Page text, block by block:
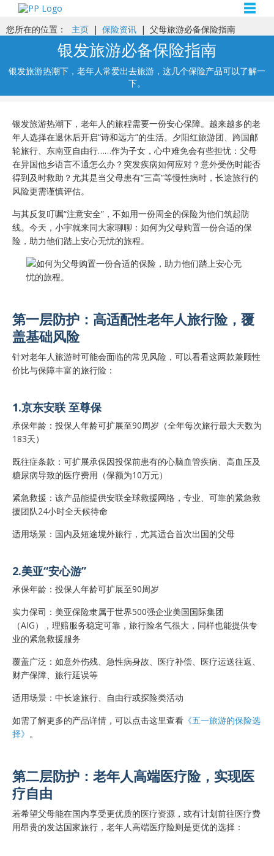
☰
您所在的位置： 主页 | 保险资讯 | 父母旅游必备保险指南
银发旅游必备保险指南
银发旅游热潮下，老年人常爱出去旅游，这几个保险产品可以了解一
下。
银发旅游热潮下，老年人的旅程需要一份安心保障。越来越多的老
年人选择在退休后开启“诗和远方”的生活。夕阳红旅游团、跨国邮
轮旅行、东南亚自由行……作为子女，心中难免会有些担忧：父母
在异国他乡语言不通怎么办？突发疾病如何应对？意外受伤时能否
得到及时救助？尤其是当父母患有“三高”等慢性病时，长途旅行的
风险更需谨慎评估。
与其反复叮嘱“注意安全”，不如用一份周全的保险为他们筑起防
线。今天，小宇就来同大家聊聊：如何为父母购置一份合适的保
险，助力他们踏上安心无忧的旅程。
第一层防护：高适配性老年人旅行险，覆
盖基础风险
针对老年人旅游时可能会面临的常见风险，可以看看这两款兼顾性
价比与保障丰富的旅行险：
1.京东安联 至尊保
承保年龄：投保人年龄可扩展至90周岁（全年每次旅行最大天数为
183天）
既往症条款：可扩展承保因投保前患有的心脑血管疾病、高血压及
糖尿病导致的医疗费用（保额为10万元）
紧急救援：该产品能提供安联全球救援网络，专业、可靠的紧急救
援团队24小时全天候待命
适用场景：国内及短途境外旅行，尤其适合首次出国的父母
2.美亚“安心游”
承保年龄：投保人年龄可扩展至90周岁
实力保司：美亚保险隶属于世界500强企业美国国际集团
（AIG），理赔服务稳定可靠，旅行险名气很大，同样也能提供专
业的紧急救援服务
覆盖广泛：如意外伤残、急性病身故、医疗补偿、医疗运送往返、
财产保障、旅行延误等
适用场景：中长途旅行、自由行或探险类活动
如需了解更多的产品详情，可以点击这里查看 《五一旅游的保险选
择》 。
第二层防护：老年人高端医疗险，实现医
疗自由
若希望父母能在国内享受更优质的医疗资源，或有计划前往医疗费
用昂贵的发达国家旅行，老年人高端医疗险则是更优的选择：